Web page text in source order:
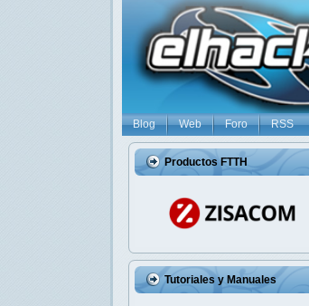
Blog Web Foro RSS
Productos FTTH
Tutoriales y Manuales